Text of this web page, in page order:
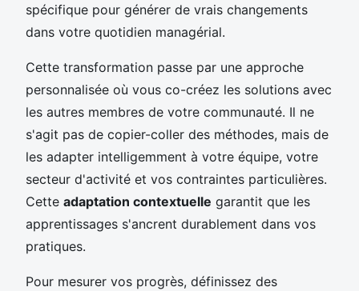
spécifique pour générer de vrais changements
dans votre quotidien managérial.
Cette transformation passe par une approche
personnalisée où vous co-créez les solutions avec
les autres membres de votre communauté. Il ne
s'agit pas de copier-coller des méthodes, mais de
les adapter intelligemment à votre équipe, votre
secteur d'activité et vos contraintes particulières.
Cette adaptation contextuelle garantit que les
apprentissages s'ancrent durablement dans vos
pratiques.
Pour mesurer vos progrès, définissez des